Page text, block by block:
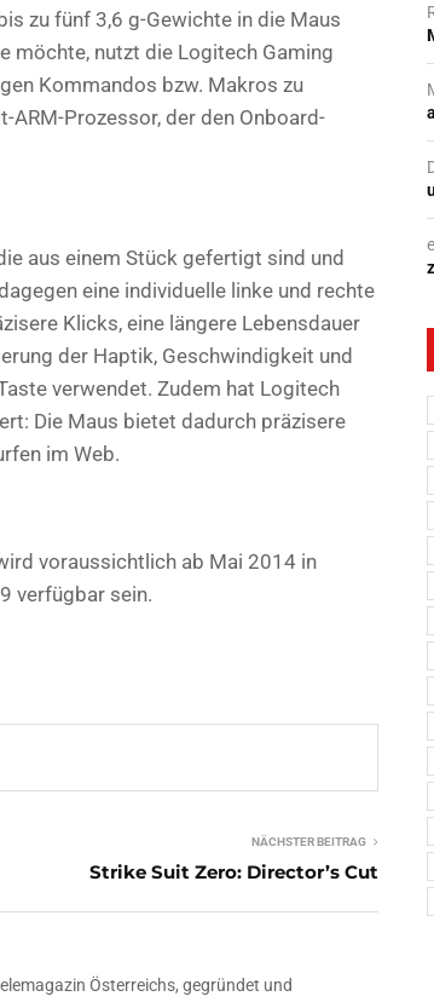
zu fünf 3,6 g-Gewichte in die Maus
möchte, nutzt die Logitech Gaming
Kommandos bzw. Makros zu
ARM-Prozessor, der den Onboard-
aus einem Stück gefertigt sind und
eine individuelle linke und rechte
Klicks, eine längere Lebensdauer
der Haptik, Geschwindigkeit und
verwendet. Zudem hat Logitech
Die Maus bietet dadurch präzisere
im Web.
voraussichtlich ab Mai 2014 in
verfügbar sein.
NÄCHSTER BEITRAG
Strike Suit Zero: Director’s Cut
Österreichs, gegründet und